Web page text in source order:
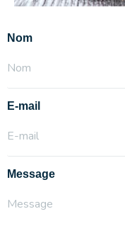
Nom
E-mail
Message